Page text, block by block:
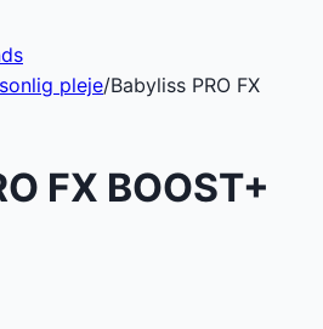
pleje/Babyliss PRO FX
FX BOOST+